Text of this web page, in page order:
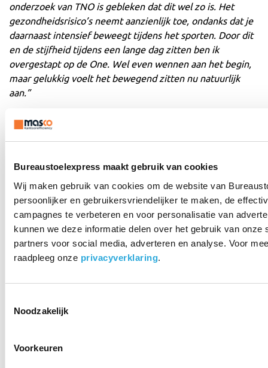
Bureaustoelexpress maakt gebruik van cookies
Wij maken gebruik van cookies om de website van
persoonlijker en gebruikersvriendelijker te maken, de
campagnes te verbeteren en voor personalisatie van
kunnen we deze informatie delen over het gebruik van onze
partners voor social media, adverteren en analyse. Voor
raadpleeg onze privacyverklaring.
Noodzakelijk
Voorkeuren
onderzoek van TNO is gebleken dat dit wel zo is. Het
gezondheidsrisico’s neemt aanzienlijk toe, ondanks dat je
daarnaast intensief beweegt tijdens het sporten. Door dit
en de stijfheid tijdens een lange dag zitten ben ik
overgestapt op de One. Wel even wennen aan het begin,
maar gelukkig voelt het bewegend zitten nu natuurlijk
aan.”
“Fanatiek bewegen, sporten, marathons lopen, ik ben altijd
kantoor het tegenovergestelde is. Ik maak daar lange
dagen, en eigenlijk breng ik daar de meeste uren van mijn
week door. Ik begon naar alternatieven te zoeken en heb
het ‘echt’ stilzitten achter me gelaten. Vergaderen doen
we nu meestal staand en op kantoor probeer ik staand
werken af te wisselen met zittend werken. Voor dit laatste
gebruik ik de Spindl One en dit bevalt me uitstekend.”
Spindl One
gebruikershandleiding